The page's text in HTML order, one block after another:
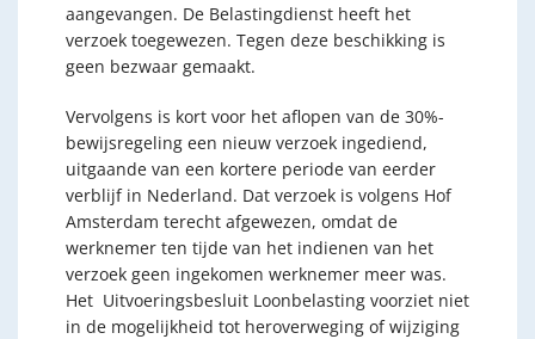
aangevangen. De Belastingdienst heeft het
verzoek toegewezen. Tegen deze beschikking is
geen bezwaar gemaakt.
Vervolgens is kort voor het aflopen van de 30%-
bewijsregeling een nieuw verzoek ingediend,
uitgaande van een kortere periode van eerder
verblijf in Nederland. Dat verzoek is volgens Hof
Amsterdam terecht afgewezen, omdat de
werknemer ten tijde van het indienen van het
verzoek geen ingekomen werknemer meer was.
Het Uitvoeringsbesluit Loonbelasting voorziet niet
in de mogelijkheid tot heroverweging of wijziging